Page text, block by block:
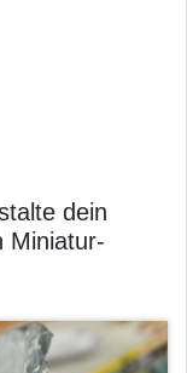
dein
Miniatur-